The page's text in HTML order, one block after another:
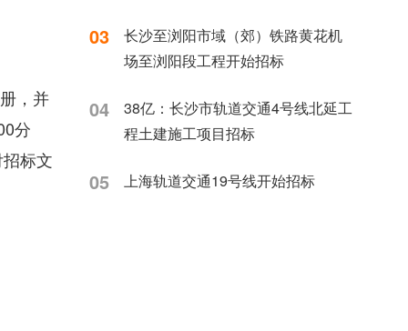
，并
分
标文
03
长沙至浏阳市域（郊）铁路黄花机
场至浏阳段工程开始招标
04
38亿：长沙市轨道交通4号线北延工
程土建施工项目招标
05 上海轨道交通19号线开始招标